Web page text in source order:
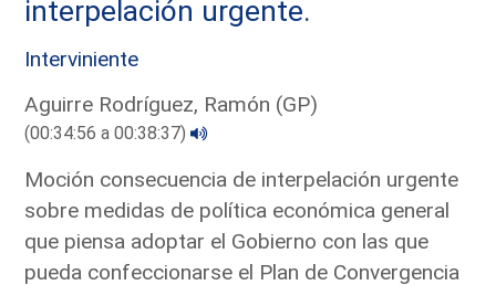
interpelación urgente.
Interviniente
Aguirre Rodríguez, Ramón (GP)
(00:34:56 a 00:38:37)
Moción consecuencia de interpelación urgente
sobre medidas de política económica general
que piensa adoptar el Gobierno con las que
pueda confeccionarse el Plan de Convergencia